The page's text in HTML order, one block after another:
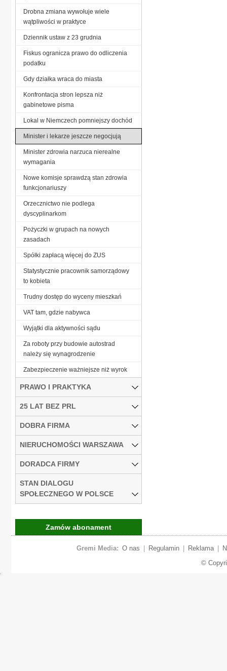
Drobna zmiana wywołuje wiele
wątpliwości w praktyce
Dziennik ustaw z 23 grudnia
Fiskus ogranicza prawo do odliczenia
podatku
Gdy działka wraca do miasta
Konfrontacja stron lepsza niż
gabinetowe pisma
Lokal w Niemczech pomniejszy dochód
Minister i lekarze jeszcze negocjują
Minister zdrowia narzuca nierealne
wymagania
Nowe komisje sprawdzą stan zdrowia
funkcjonariuszy
Orzecznictwo nie podlega
dyscyplinarkom
Pożyczki w grupach na nowych
zasadach
Spółki zapłacą więcej do ZUS
Statystycznie pracownik samorządowy
to kobieta
Trudny dostęp do wyceny mieszkań
VAT tam, gdzie nabywca
Wyjątki dla aktywności sądu
Za roboty przy budowie autostrad
należy się wynagrodzenie
Zabezpieczenie ważniejsze niż wyrok
PRAWO I PRAKTYKA
25 LAT BEZ PRL
DOBRA FIRMA
NIERUCHOMOŚCI WARSZAWA
DORADCA FIRMY
STAN DIALOGU
SPOŁECZNEGO W POLSCE
Zamów abonament
Gremi Media: O nas Regulamin Reklama
©